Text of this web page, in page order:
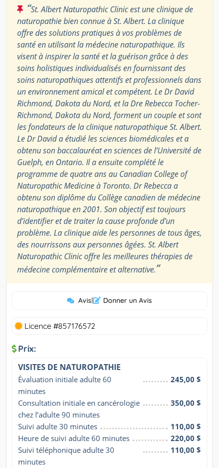
“St. Albert Naturopathic Clinic est une clinique de
naturopathie bien connue à St. Albert. La clinique
offre des solutions pratiques à vos problèmes de
santé en utilisant la médecine naturopathique. Ils
visent à inspirer la santé et la guérison grâce à des
soins holistiques individualisés en fournissant des
soins naturopathiques attentifs et professionnels dans
un environnement amical et compétent. Le Dr David
Richmond, Dakota du Nord, et la Dre Rebecca Tocher-
Richmond, Dakota du Nord, forment un couple et sont
les fondateurs de la clinique naturopathique St. Albert.
Le Dr David a étudié les sciences biomédicales et a
obtenu son baccalauréat en sciences de l’Université de
Guelph, en Ontario. Il a ensuite complété le
programme de quatre ans au Canadian College of
Naturopathic Medicine à Toronto. Dr Rebecca a
obtenu son diplôme du Collège canadien de médecine
naturopathique en 2001. Son objectif est toujours
d’identifier et de traiter la cause profonde d’un
problème. La clinique aide les personnes de tous âges,
des nourrissons aux personnes âgées. St. Albert
Naturopathic Clinic offre les meilleures thérapies de
médecine complémentaire et alternative.”
Avis| Donner un Avis
Licence #857176572
Prix:
VISITES DE NATUROPATHIE
Évaluation initiale adulte 60
minutes
245,00 $
Consultation initiale en cancérologie
chez l’adulte 90 minutes
350,00 $
Suivi adulte 30 minutes
110,00 $
Heure de suivi adulte 60 minutes
220,00 $
Suivi téléphonique adulte 30
minutes
110,00 $